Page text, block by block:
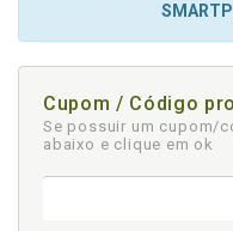
Cupom / Código
Se possuir um cupom/
abaixo e clique em ok